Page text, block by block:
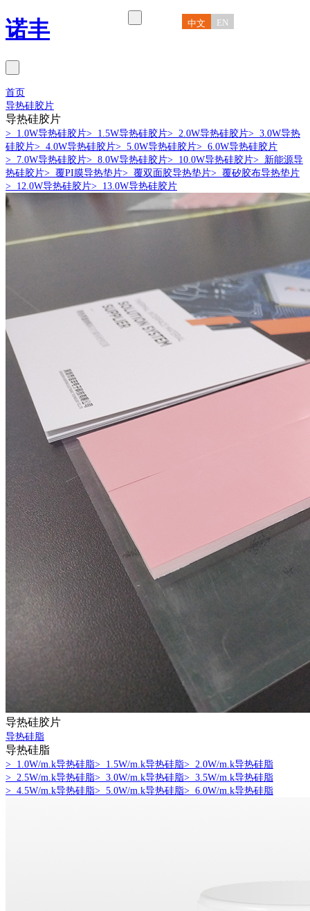
诺丰 中文 EN
首页
导热硅胶片
导热硅胶片
> 1.0W导热硅胶片> 1.5W导热硅胶片> 2.0W导热硅胶片> 3.0W导热
硅胶片> 4.0W导热硅胶片> 5.0W导热硅胶片> 6.0W导热硅胶片
> 7.0W导热硅胶片> 8.0W导热硅胶片> 10.0W导热硅胶片> 新能源导
热硅胶片> 覆PI膜导热垫片> 覆双面胶导热垫片> 覆矽胶布导热垫片
> 12.0W导热硅胶片> 13.0W导热硅胶片
导热硅胶片
导热硅脂
导热硅脂
> 1.0W/m.k导热硅脂> 1.5W/m.k导热硅脂> 2.0W/m.k导热硅脂
> 2.5W/m.k导热硅脂> 3.0W/m.k导热硅脂> 3.5W/m.k导热硅脂
> 4.5W/m.k导热硅脂> 5.0W/m.k导热硅脂> 6.0W/m.k导热硅脂